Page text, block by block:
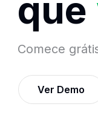
que
Comece
Ver Demo